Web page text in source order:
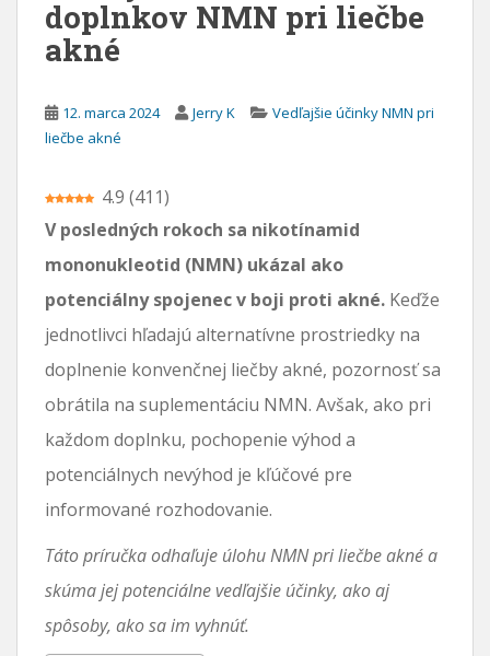
doplnkov NMN pri liečbe
akné
12. marca 2024 Jerry K
Vedľajšie účinky NMN pri
liečbe akné
4.9 (411)
V posledných rokoch sa nikotínamid
mononukleotid (NMN) ukázal ako
potenciálny spojenec v boji proti akné. Keďže
jednotlivci hľadajú alternatívne prostriedky na
doplnenie konvenčnej liečby akné, pozornosť sa
obrátila na suplementáciu NMN. Avšak, ako pri
každom doplnku, pochopenie výhod a
potenciálnych nevýhod je kľúčové pre
informované rozhodovanie.
Táto príručka odhaľuje úlohu NMN pri liečbe akné a
skúma jej potenciálne vedľajšie účinky, ako aj
spôsoby, ako sa im vyhnúť.